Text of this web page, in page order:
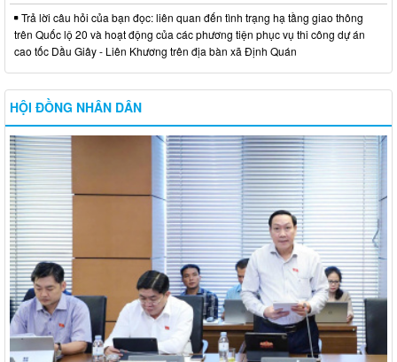
Trả lời câu hỏi của bạn đọc: liên quan đến tình trạng hạ tầng giao thông
trên Quốc lộ 20 và hoạt động của các phương tiện phục vụ thi công dự án
cao tốc Dầu Giây - Liên Khương trên địa bàn xã Định Quán
HỘI ĐỒNG NHÂN DÂN